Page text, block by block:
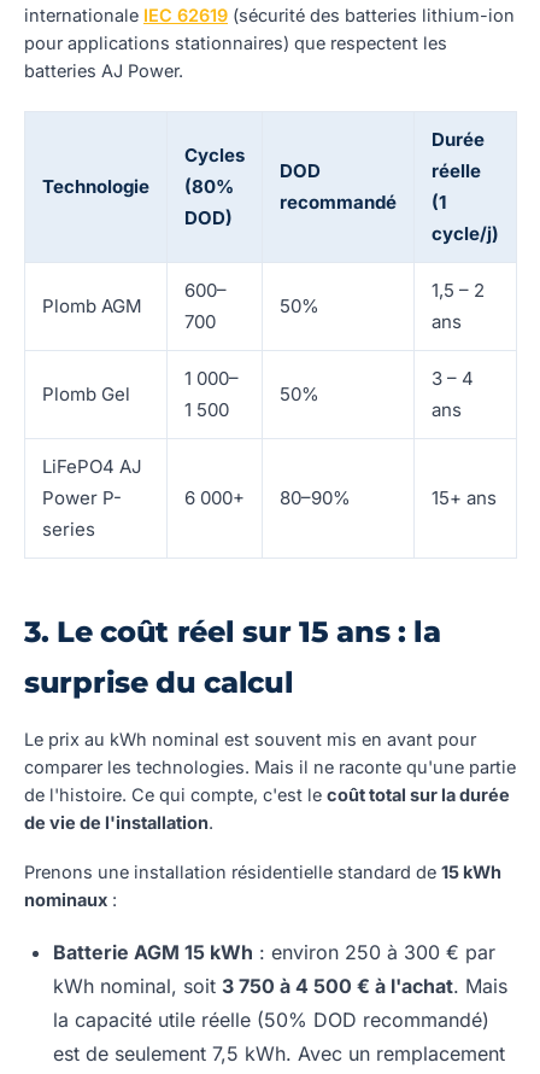
internationale IEC 62619 (sécurité des batteries lithium-ion
pour applications stationnaires) que respectent les
batteries AJ Power.
Technologie
Cycles
(80%
DOD)
DOD
recommandé
Durée
réelle
(1
cycle/j)
Plomb AGM
600–
700
50%
1,5 – 2
ans
Plomb Gel
1 000–
1 500
50%
3 – 4
ans
LiFePO4 AJ
Power P-
series
6 000+ 80–90% 15+ ans
3. Le coût réel sur 15 ans : la
surprise du calcul
Le prix au kWh nominal est souvent mis en avant pour
comparer les technologies. Mais il ne raconte qu'une partie
de l'histoire. Ce qui compte, c'est le coût total sur la durée
de vie de l'installation.
Prenons une installation résidentielle standard de 15 kWh
nominaux :
Batterie AGM 15 kWh : environ 250 à 300 € par
kWh nominal, soit 3 750 à 4 500 € à l'achat. Mais
la capacité utile réelle (50% DOD recommandé)
est de seulement 7,5 kWh. Avec un remplacement